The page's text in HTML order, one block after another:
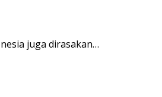
juga dirasakan…